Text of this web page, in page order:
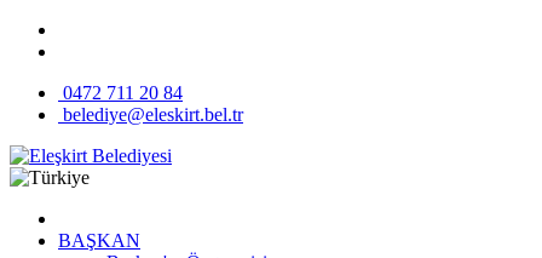
0472 711 20 84
belediye@eleskirt.bel.tr
BAŞKAN